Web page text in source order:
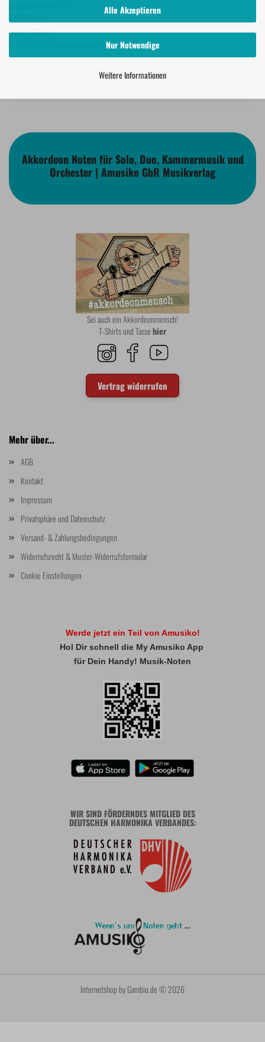
Alle Akzeptieren
Nur Notwendige
Weitere Informationen
45772 Marl
Deutschland
Akkordeon Noten für Solo, Duo, Kammermusik und
Orchester | Amusiko GbR Musikverlag
Sei auch ein Akkordeonmensch!
T-Shirts und Tassehier
Vertrag widerrufen
Mehr über...
AGB
Kontakt
Impressum
Privatsphäre und Datenschutz
Versand- & Zahlungsbedingungen
Widerrufsrecht & Muster-Widerrufsformular
Cookie Einstellungen
Werde jetzt ein Teil von Amusiko!
Hol Dir schnell die My Amusiko App
für Dein Handy! Musik-Noten
WIR SIND FÖRDERNDES MITGLIED DES
DEUTSCHEN HARMONIKA VERBANDES:
Internetshop by Gambio.de © 2026